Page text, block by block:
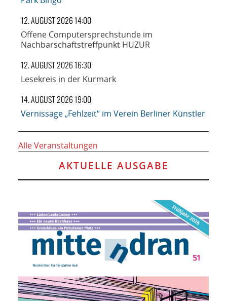
12. AUGUST 2026 14:00
Offene Computersprechstunde im
Nachbarschaftstreffpunkt HUZUR
12. AUGUST 2026 16:30
Lesekreis in der Kurmark
14. AUGUST 2026 19:00
Vernissage „Fehlzeit“ im Verein Berliner Künstler
Alle Veranstaltungen
AKTUELLE AUSGABE